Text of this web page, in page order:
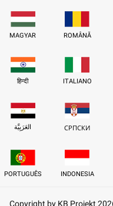
MAGYAR ROMÂNĂ
हिन्दी ITALIANO
العَرَبِيَّة СРПСКИ
PORTUGUÊS INDONESIA
Copyright by KB Projekt